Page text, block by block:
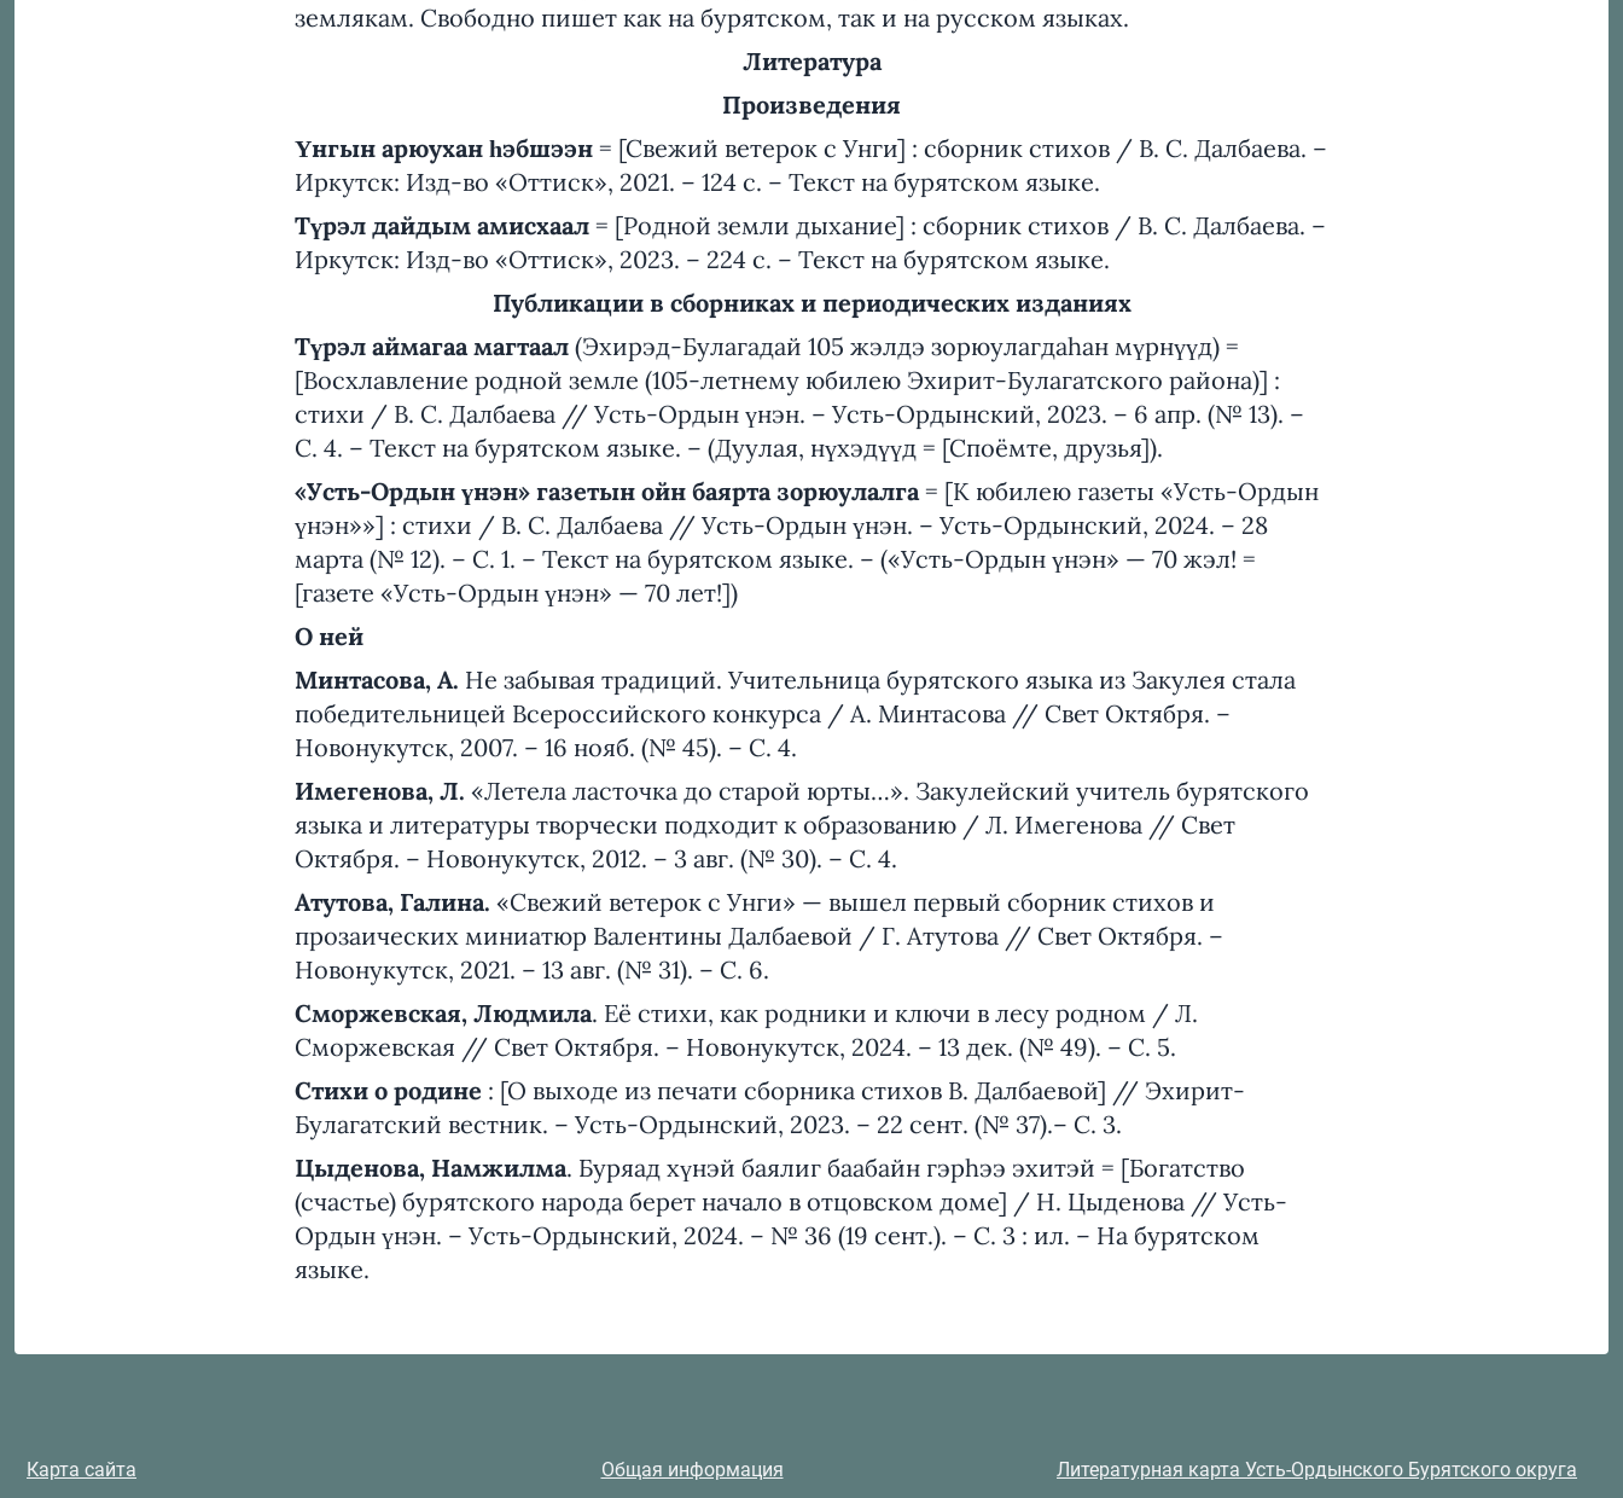
землякам. Свободно пишет как на бурятском, так и на русском языках.
Литература
Произведения
Үнгын арюухан һэбшээн = [Свежий ветерок с Унги] : сборник стихов / В. С. Далбаева. –
Иркутск: Изд-во «Оттиск», 2021. – 124 с. – Текст на бурятском языке.
Түрэл дайдым амисхаал = [Родной земли дыхание] : сборник стихов / В. С. Далбаева. –
Иркутск: Изд-во «Оттиск», 2023. – 224 с. – Текст на бурятском языке.
Публикации в сборниках и периодических изданиях
Түрэл аймагаа магтаал (Эхирэд-Булагадай 105 жэлдэ зорюулагдаhан мүрнүүд) =
[Восхлавление родной земле (105-летнему юбилею Эхирит-Булагатского района)] :
стихи / В. С. Далбаева // Усть-Ордын үнэн. – Усть-Ордынский, 2023. – 6 апр. (№ 13). –
С. 4. – Текст на бурятском языке. – (Дуулая, нүхэдүүд = [Споёмте, друзья]).
«Усть-Ордын үнэн» газетын ойн баярта зорюулалга= [К юбилею газеты «Усть-Ордын
үнэн»»] : стихи / В. С. Далбаева // Усть-Ордын үнэн. – Усть-Ордынский, 2024. – 28
марта (№ 12). – С. 1. – Текст на бурятском языке. – («Усть-Ордын үнэн» — 70 жэл! =
[газете «Усть-Ордын үнэн» — 70 лет!])
О ней
Минтасова, А. Не забывая традиций. Учительница бурятского языка из Закулея стала
победительницей Всероссийского конкурса / А. Минтасова // Свет Октября. –
Новонукутск, 2007. – 16 нояб. (№ 45). – С. 4.
Имегенова, Л. «Летела ласточка до старой юрты…». Закулейский учитель бурятского
языка и литературы творчески подходит к образованию / Л. Имегенова // Свет
Октября. – Новонукутск, 2012. – 3 авг. (№ 30). – С. 4.
Атутова, Галина. «Свежий ветерок с Унги» — вышел первый сборник стихов и
прозаических миниатюр Валентины Далбаевой / Г. Атутова // Свет Октября. –
Новонукутск, 2021. – 13 авг. (№ 31). – С. 6.
Сморжевская, Людмила. Её стихи, как родники и ключи в лесу родном / Л.
Сморжевская // Свет Октября. – Новонукутск, 2024. – 13 дек. (№ 49). – С. 5.
Стихи о родине : [О выходе из печати сборника стихов В. Далбаевой] // Эхирит-
Булагатский вестник. – Усть-Ордынский, 2023. – 22 сент. (№ 37).– С. 3.
Цыденова, Намжилма. Буряад хүнэй баялиг баабайн гэрhээ эхитэй = [Богатство
(счастье) бурятского народа берет начало в отцовском доме] / Н. Цыденова // Усть-
Ордын үнэн. – Усть-Ордынский, 2024. – № 36 (19 сент.). – С. 3 : ил. – На бурятском
языке.
Карта сайта Общая информация Литературная карта Усть-Ордынского Бурятского округа